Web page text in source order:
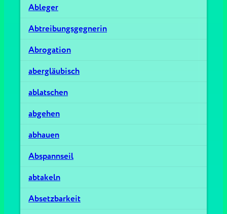
Ableger
Abtreibungsgegnerin
Abrogation
abergläubisch
ablatschen
abgehen
abhauen
Abspannseil
abtakeln
Absetzbarkeit